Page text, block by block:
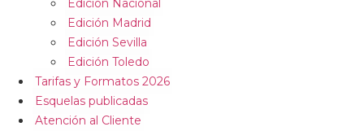
Edición Nacional
Edición Madrid
Edición Sevilla
Edición Toledo
Tarifas y Formatos 2026
Esquelas publicadas
Atención al Cliente